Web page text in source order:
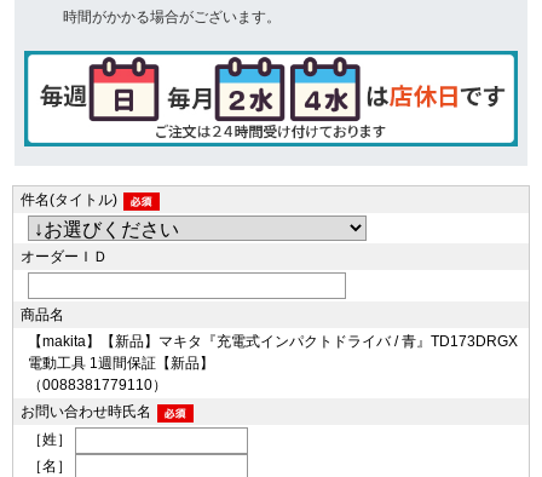
時間がかかる場合がございます。
件名(タイトル)
オーダーＩＤ
商品名
【makita】【新品】マキタ『充電式インパクトドライバ / 青』TD173DRGX
電動工具 1週間保証【新品】
（0088381779110）
お問い合わせ時氏名
［姓］
［名］